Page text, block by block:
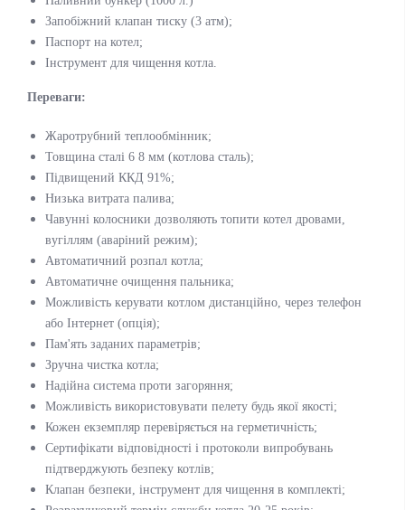
Запобіжний клапан тиску (3 атм);
Паспорт на котел;
Інструмент для чищення котла.
Переваги:
Жаротрубний теплообмінник;
Товщина сталі 6 8 мм (котлова сталь);
Підвищений ККД 91%;
Низька витрата палива;
Чавунні колосники дозволяють топити котел дровами,
вугіллям (аваріний режим);
Автоматичний розпал котла;
Автоматичне очищення пальника;
Можливість керувати котлом дистанційно, через телефон
або Інтернет (опція);
Пам'ять заданих параметрів;
Зручна чистка котла;
Надійна система проти загоряння;
Можливість використовувати пелету будь якої якості;
Кожен екземпляр перевіряється на герметичність;
Сертифікати відповідності і протоколи випробувань
підтверджують безпеку котлів;
Клапан безпеки, інструмент для чищення в комплекті;